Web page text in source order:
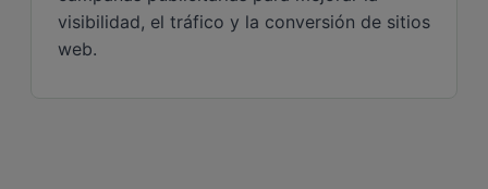
visibilidad, el tráfico y la conversión de sitios
web.